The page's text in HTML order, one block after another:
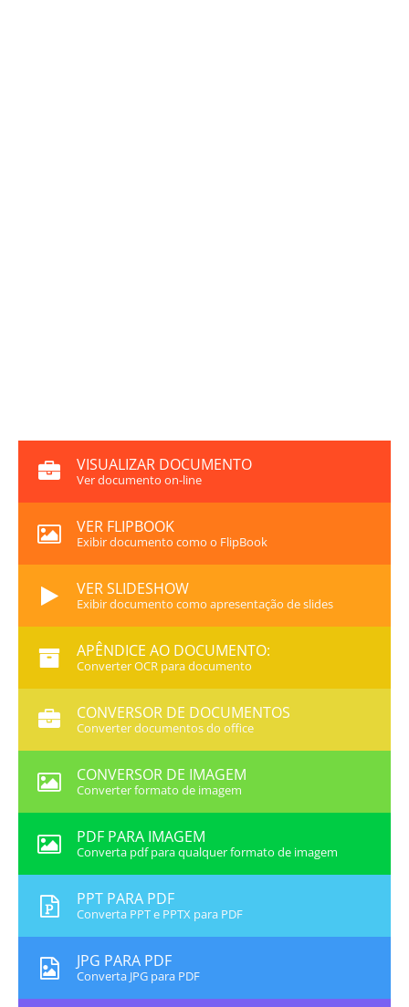
VISUALIZAR DOCUMENTO
Ver documento on-line
VER FLIPBOOK
Exibir documento como o FlipBook
VER SLIDESHOW
Exibir documento como apresentação de slides
APÊNDICE AO DOCUMENTO:
Converter OCR para documento
CONVERSOR DE DOCUMENTOS
Converter documentos do office
CONVERSOR DE IMAGEM
Converter formato de imagem
PDF PARA IMAGEM
Converta pdf para qualquer formato de imagem
PPT PARA PDF
Converta PPT e PPTX para PDF
JPG PARA PDF
Converta JPG para PDF